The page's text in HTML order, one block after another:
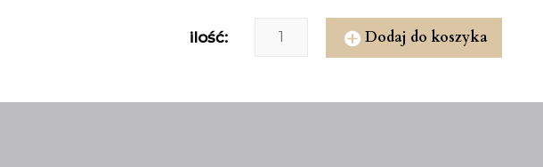
ilość: Dodaj do koszyka